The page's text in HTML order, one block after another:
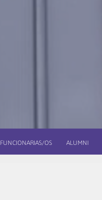
FUNCIONARIAS/OS ALUMNI